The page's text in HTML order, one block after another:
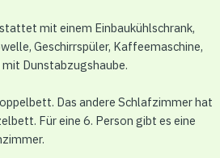
mit einem Einbaukühlschrank,
Geschirrspüler, Kaffeemaschine,
Dunstabzugshaube.
Das andere Schlafzimmer hat
Für eine 6. Person gibt es eine